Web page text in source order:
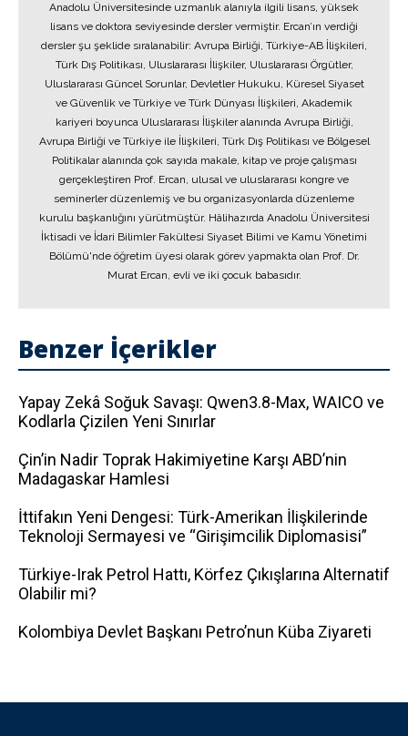
Anadolu Üniversitesinde uzmanlık alanıyla ilgili lisans, yüksek
lisans ve doktora seviyesinde dersler vermiştir. Ercan’ın verdiği
dersler şu şeklide sıralanabilir: Avrupa Birliği, Türkiye-AB İlişkileri,
Türk Dış Politikası, Uluslararası İlişkiler, Uluslararası Örgütler,
Uluslararası Güncel Sorunlar, Devletler Hukuku, Küresel Siyaset
ve Güvenlik ve Türkiye ve Türk Dünyası İlişkileri, Akademik
kariyeri boyunca Uluslararası İlişkiler alanında Avrupa Birliği,
Avrupa Birliği ve Türkiye ile İlişkileri, Türk Dış Politikası ve Bölgesel
Politikalar alanında çok sayıda makale, kitap ve proje çalışması
gerçekleştiren Prof. Ercan, ulusal ve uluslararası kongre ve
seminerler düzenlemiş ve bu organizasyonlarda düzenleme
kurulu başkanlığını yürütmüştür. Hâlihazırda Anadolu Üniversitesi
İktisadi ve İdari Bilimler Fakültesi Siyaset Bilimi ve Kamu Yönetimi
Bölümü'nde öğretim üyesi olarak görev yapmakta olan Prof. Dr.
Murat Ercan, evli ve iki çocuk babasıdır.
Benzer İçerikler
Yapay Zekâ Soğuk Savaşı: Qwen3.8-Max, WAICO ve
Kodlarla Çizilen Yeni Sınırlar
Çin’in Nadir Toprak Hakimiyetine Karşı ABD’nin
Madagaskar Hamlesi
İttifakın Yeni Dengesi: Türk-Amerikan İlişkilerinde
Teknoloji Sermayesi ve “Girişimcilik Diplomasisi”
Türkiye-Irak Petrol Hattı, Körfez Çıkışlarına Alternatif
Olabilir mi?
Kolombiya Devlet Başkanı Petro’nun Küba Ziyareti